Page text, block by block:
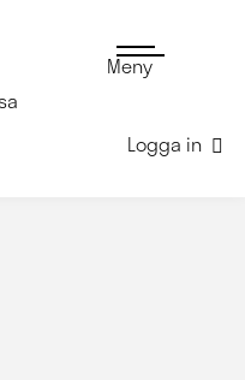
Meny
Logga in